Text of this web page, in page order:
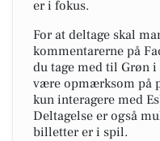
er i fokus.
For at deltage skal
kommentarerne på
du tage med til Grøn
være opmærksom på
kun interagere med
Deltagelse er også
billetter er i spil.